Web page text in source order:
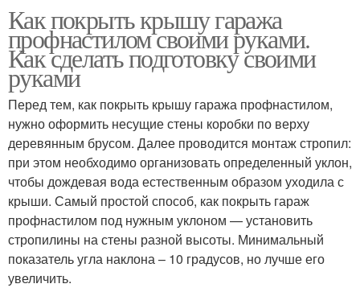
Как покрыть крышу гаража
профнастилом своими руками.
Как сделать подготовку своими
руками
Перед тем, как покрыть крышу гаража профнастилом,
нужно оформить несущие стены коробки по верху
деревянным брусом. Далее проводится монтаж стропил:
при этом необходимо организовать определенный уклон,
чтобы дождевая вода естественным образом уходила с
крыши. Самый простой способ, как покрыть гараж
профнастилом под нужным уклоном — установить
стропилины на стены разной высоты. Минимальный
показатель угла наклона – 10 градусов, но лучше его
увеличить.